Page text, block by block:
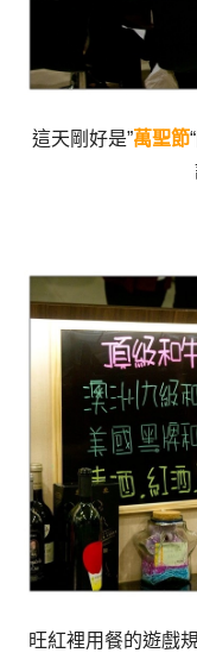
這天剛好是”萬聖節
旺紅裡用餐的遊戲